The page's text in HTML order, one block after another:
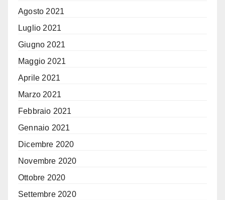
Agosto 2021
Luglio 2021
Giugno 2021
Maggio 2021
Aprile 2021
Marzo 2021
Febbraio 2021
Gennaio 2021
Dicembre 2020
Novembre 2020
Ottobre 2020
Settembre 2020